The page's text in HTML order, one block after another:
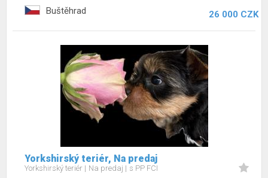
Buštěhrad 26 000 CZK
Yorkshirský teriér, Na predaj
Yorkshirský teriér Na predaj s PP FCI